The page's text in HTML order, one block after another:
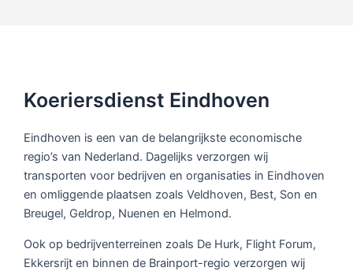
Koeriersdienst Eindhoven
Eindhoven is een van de belangrijkste economische
regio’s van Nederland. Dagelijks verzorgen wij
transporten voor bedrijven en organisaties in Eindhoven
en omliggende plaatsen zoals Veldhoven, Best, Son en
Breugel, Geldrop, Nuenen en Helmond.
Ook op bedrijventerreinen zoals De Hurk, Flight Forum,
Ekkersrijt en binnen de Brainport-regio verzorgen wij